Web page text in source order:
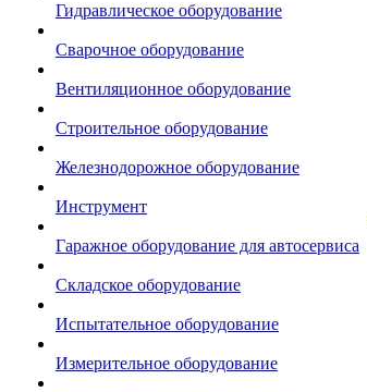
Гидравлическое оборудование
Сварочное оборудование
Вентиляционное оборудование
Строительное оборудование
Железнодорожное оборудование
Инструмент
Гаражное оборудование для автосервиса
Складское оборудование
Испытательное оборудование
Измерительное оборудование